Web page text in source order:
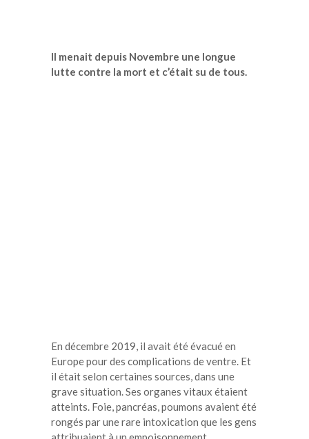
Il menait depuis Novembre une longue
lutte contre la mort et c’était su de tous.
En décembre 2019, il avait été évacué en
Europe pour des complications de ventre. Et
il était selon certaines sources, dans une
grave situation. Ses organes vitaux étaient
atteints. Foie, pancréas, poumons avaient été
rongés par une rare intoxication que les gens